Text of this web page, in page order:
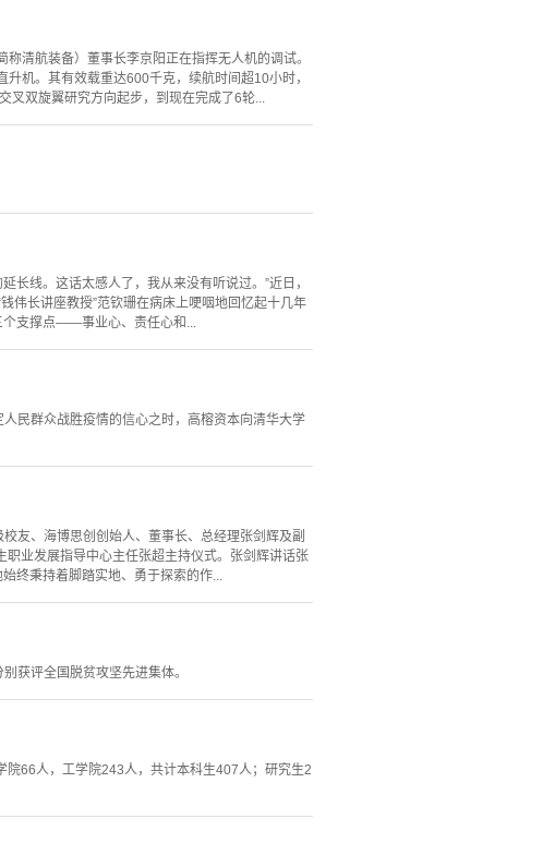
清航装备）董事长李京阳正在指挥无人机的调试。
机。其有效载重达600千克，续航时间超10小时，
双旋翼研究方向起步，到现在完成了6轮...
长线。这话太感人了，我从来没有听说过。”近日，
伟长讲座教授”范钦珊在病床上哽咽地回忆起十几年
个支撑点——事业心、责任心和...
民群众战胜疫情的信心之时，高榕资本向清华大学
友、海博思创创始人、董事长、总经理张剑辉及副
业发展指导中心主任张超主持仪式。张剑辉讲话张
终秉持着脚踏实地、勇于探索的作...
获评全国脱贫攻坚先进集体。
66人，工学院243人，共计本科生407人；研究生2